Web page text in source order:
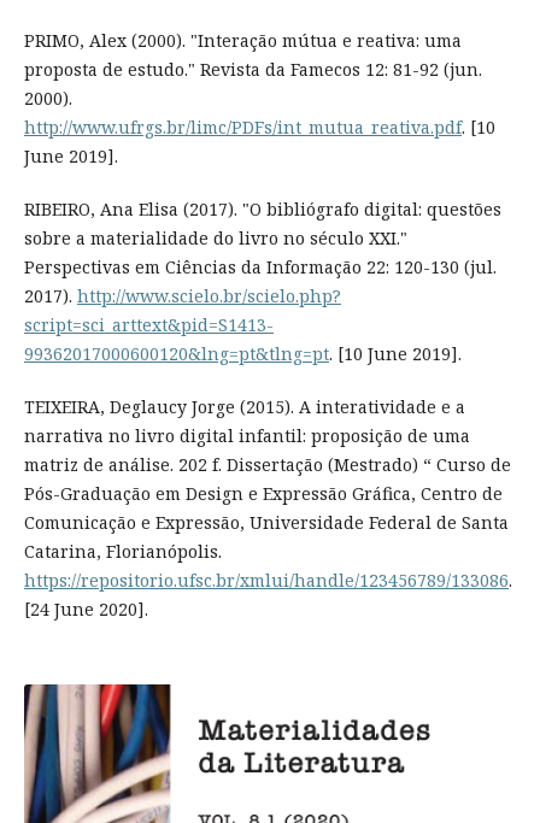
PRIMO, Alex (2000). "Interação mútua e reativa: uma
proposta de estudo." Revista da Famecos 12: 81-92 (jun.
2000).
http://www.ufrgs.br/limc/PDFs/int_mutua_reativa.pdf. [10
June 2019].
RIBEIRO, Ana Elisa (2017). "O bibliógrafo digital: questões
sobre a materialidade do livro no século XXI."
Perspectivas em Ciências da Informação 22: 120-130 (jul.
2017). http://www.scielo.br/scielo.php?
script=sci_arttext&pid=S1413-
99362017000600120&lng=pt&tlng=pt. [10 June 2019].
TEIXEIRA, Deglaucy Jorge (2015). A interatividade e a
narrativa no livro digital infantil: proposição de uma
matriz de análise. 202 f. Dissertação (Mestrado) “ Curso de
Pós-Graduação em Design e Expressão Gráfica, Centro de
Comunicação e Expressão, Universidade Federal de Santa
Catarina, Florianópolis.
https://repositorio.ufsc.br/xmlui/handle/123456789/133086.
[24 June 2020].